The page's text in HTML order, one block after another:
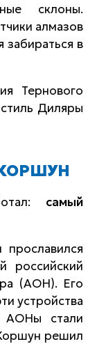
склоны.
алмазов
в
Тернового
Диляры
самый
российский
(АОН). Его
устройства
АОНы стали
решил